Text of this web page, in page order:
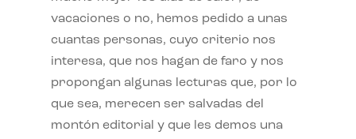
vacaciones o no, hemos pedido a unas
cuantas personas, cuyo criterio nos
interesa, que nos hagan de faro y nos
propongan algunas lecturas que, por lo
que sea, merecen ser salvadas del
montón editorial y que les demos una